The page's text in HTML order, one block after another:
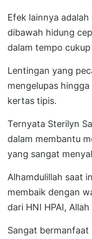
Efek lainnya
dibawah hidung
dalam tempo
Lentingan yang
mengelupas
kertas tipis.
Ternyata Sterilyn
dalam membantu
yang sangat
Alhamdulillah saat
membaik dengan
dari HNI HPAI,
Sangat bermanfaat